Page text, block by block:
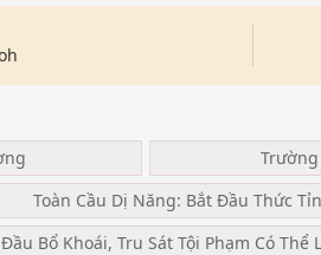
Toàn Cầu Dị Năng: Bắt Đầu Thức
Bổ Khoái, Tru Sát Tội Phạm Có